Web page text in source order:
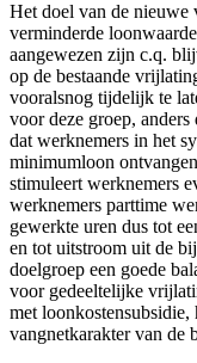
Het doel van de nieuwe
verminderde
aangewezen zijn c.q.
op de bestaande
vooralsnog tijdelijk te
voor deze groep,
dat werknemers in het
minimumloon
stimuleert werknemers
werknemers parttime
gewerkte uren dus tot
en tot uitstroom uit de
doelgroep een goede
voor gedeeltelijke
met loonkostensubsidie,
vangnetkarakter van de